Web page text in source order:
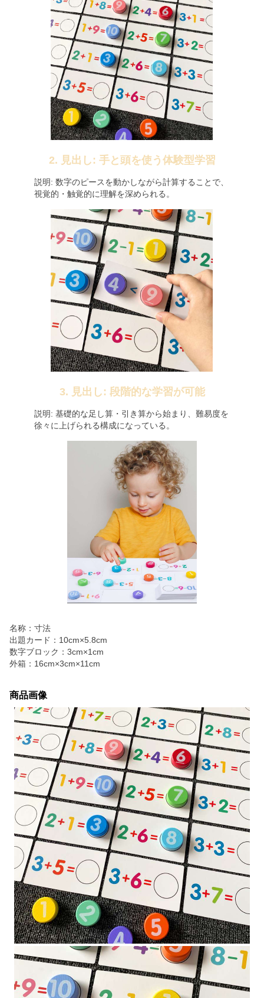
2. 見出し: 手と頭を使う体験型学習
説明: 数字のピースを動かしながら計算することで、
視覚的・触覚的に理解を深められる。
3. 見出し: 段階的な学習が可能
説明: 基礎的な足し算・引き算から始まり、難易度を
徐々に上げられる構成になっている。
名称：寸法
出題カード：10cm×5.8cm
数字ブロック：3cm×1cm
外箱：16cm×3cm×11cm
商品画像